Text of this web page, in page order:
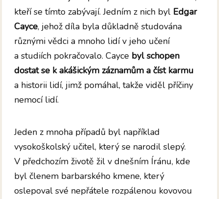
kteří se tímto zabývají. Jedním z nich byl Edgar
Cayce, jehož díla byla důkladně studována
různými vědci a mnoho lidí v jeho učení
a studiích pokračovalo. Cayce byl schopen
dostat se k akášickým záznamům a číst karmu
a historii lidí, jimž pomáhal, takže viděl příčiny
nemocí lidí.
Jeden z mnoha případů byl například
vysokoškolský učitel, který se narodil slepý.
V předchozím životě žil v dnešním Íránu, kde
byl členem barbarského kmene, který
oslepoval své nepřátele rozpálenou kovovou